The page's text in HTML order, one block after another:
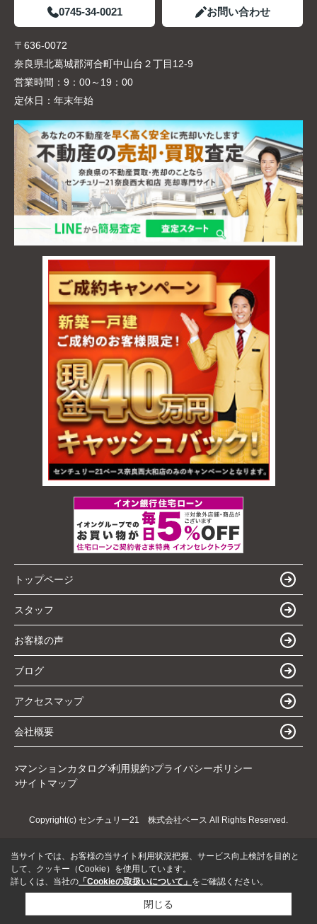
0745-34-0021 お問い合わせ
〒636-0072
奈良県北葛城郡河合町中山台２丁目12-9
営業時間： 9：00～19：00
定休日： 年末年始
トップページ
スタッフ
お客様の声
ブログ
アクセスマップ
会社概要
マンションカタログ 利用規約 プライバシーポリシー
サイトマップ
Copyright(c) センチュリー21 株式会社ベース All Rights Reserved.
当サイトでは、お客様の当サイト利用状況把握、サービス向上検討を目的と
して、クッキー（Cookie）を使用しています。
詳しくは、当社の 「Cookieの取扱いについて」 をご確認ください。
閉じる